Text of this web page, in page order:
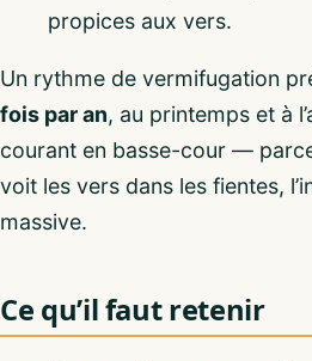
propices aux vers.
Un rythme de vermifugation
fois par an, au printemps et à
courant en basse-cour —
voit les vers dans les fientes,
massive.
Ce qu’il faut retenir